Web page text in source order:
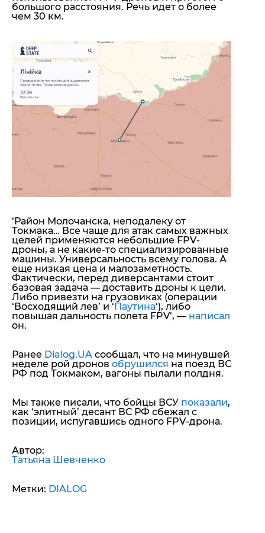
большого расстояния. Речь идет о более
чем 30 км.
‘Район Молочанска, неподалеку от
Токмака… Все чаще для атак самых важных
целей применяются небольшие FPV-
дроны, а не какие-то специализированные
машины. Универсальность всему голова. А
еще низкая цена и малозаметность.
Фактически, перед диверсантами стоит
базовая задача — доставить дроны к цели.
Либо привезти на грузовиках (операции
‘Восходящий лев’ и ‘Паутина‘), либо
повышая дальность полета FPV‘, — написал
он.
Ранее Dialog.UA сообщал, что на минувшей
неделе рой дронов обрушился на поезд ВС
РФ под Токмаком, вагоны пылали полдня.
Мы также писали, что бойцы ВСУ показали,
как ‘элитный’ десант ВС РФ сбежал с
позиции, испугавшись одного FPV-дрона.
Автор:
Татьяна Шевченко
Метки: DIALOG